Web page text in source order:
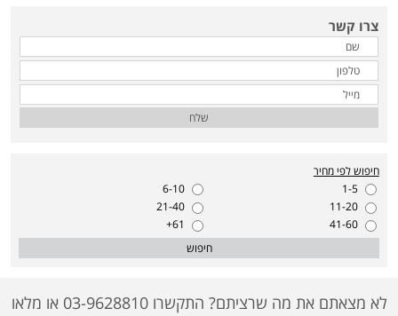
צרו קשר
שלח
חיפוש לפי מחיר
1-5
6-10
11-20
21-40
41-60
61+
חיפוש
לא מצאתם את מה שרציתם? התקשרו 03-9628810 או מלאו